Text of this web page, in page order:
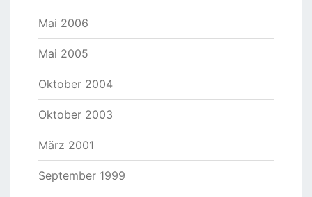
Mai 2006
Mai 2005
Oktober 2004
Oktober 2003
März 2001
September 1999